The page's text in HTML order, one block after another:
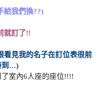
給我們換??)
就訂了!!
看見我的名子在訂位表很前
到…)
室內6人座的座位!!!!